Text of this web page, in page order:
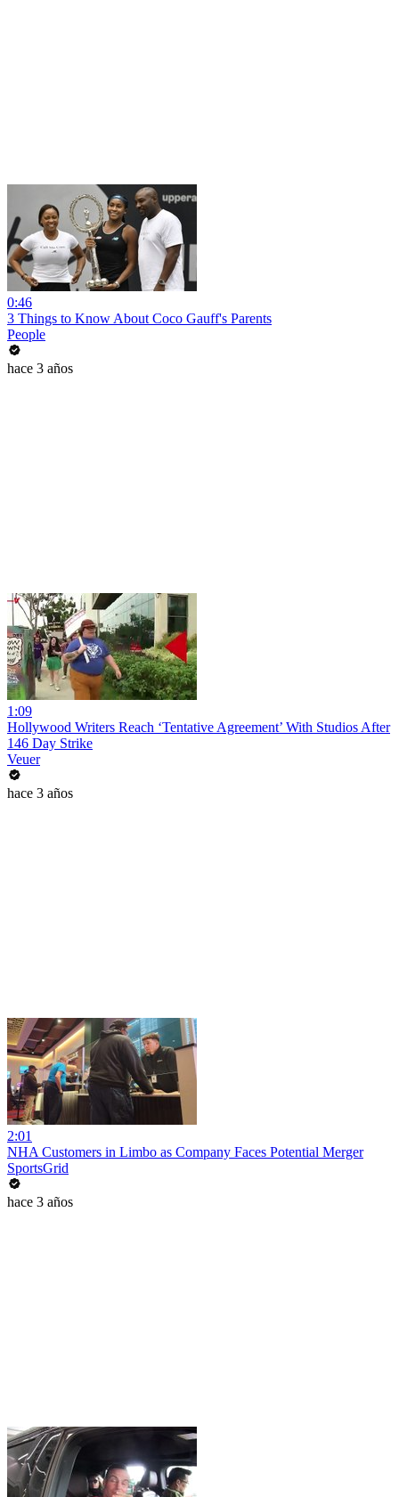
0:46
3 Things to Know About Coco Gauff's Parents
People
hace 3 años
1:09
Hollywood Writers Reach ‘Tentative Agreement’ With Studios After
146 Day Strike
Veuer
hace 3 años
2:01
NHA Customers in Limbo as Company Faces Potential Merger
SportsGrid
hace 3 años